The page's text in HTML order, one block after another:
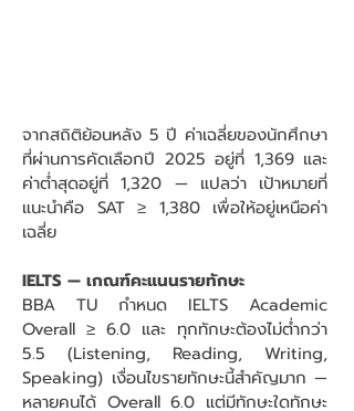
จากสถิติย้อนหลัง 5 ปี ค่าเฉลี่ยของนักศึกษา
ที่ผ่านการคัดเลือกปี 2025 อยู่ที่ 1,369 และ
ค่าต่ำสุดอยู่ที่ 1,320 — แปลว่า เป้าหมายที่
แนะนำคือ SAT ≥ 1,380 เพื่อให้อยู่เหนือค่า
เฉลี่ย
IELTS — เกณฑ์คะแนนรายทักษะ
BBA TU กำหนด IELTS Academic
Overall ≥ 6.0 และ ทุกทักษะต้องไม่ต่ำกว่า
5.5 (Listening, Reading, Writing,
Speaking) เงื่อนไขรายทักษะนี้สำคัญมาก —
หลายคนได้ Overall 6.0 แต่มีทักษะใดทักษะ